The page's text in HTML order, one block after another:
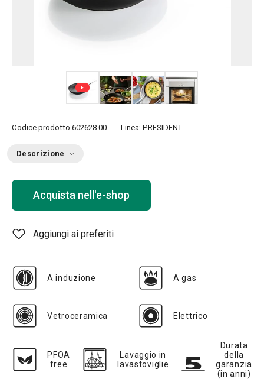
Codice prodotto 602628.00 Linea: PRESIDENT
Descrizione
Acquista nell'e-shop
Aggiungi ai preferiti
A induzione A gas
Vetroceramica Elettrico
PFOA
free
Lavaggio in
lavastoviglie
Durata
della
garanzia
(in anni)